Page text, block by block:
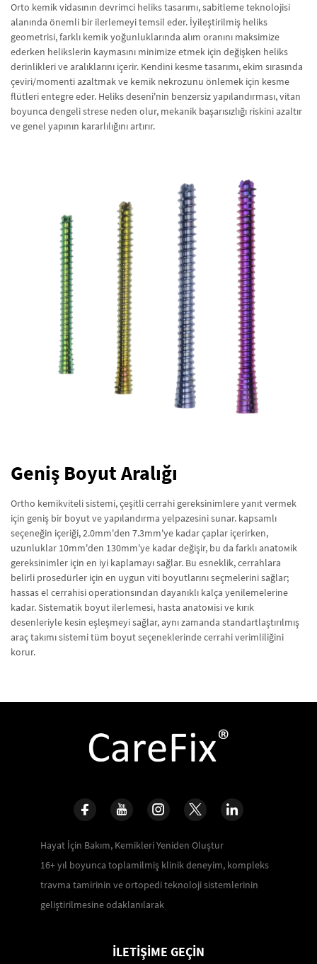
Orto kemik vidasının devrimci heliks tasarımı, sabitleme teknolojisi
alanında önemli bir ilerlemeyi temsil eder. İyileştirilmiş heliks
geometrisi, farklı kemik yoğunluklarında alım oranını maksimize
ederken helikslerin kaymasını minimize etmek için değişken heliks
derinlikleri ve aralıklarını içerir. Kendini kesme tasarımı, ekim sırasında
çeviri/momenti azaltmak ve kemik nekrozunu önlemek için kesme
flütleri entegre eder. Heliks deseni'nin benzersiz yapılandırması, vitan
boyunca dengeli strese neden olur, mekanik başarısızlığı riskini azaltır
ve genel yapının kararlılığını artırır.
Geniş Boyut Aralığı
Ortho kemikviteli sistemi, çeşitli cerrahi gereksinimlere yanıt vermek
için geniş bir boyut ve yapılandırma yelpazesini sunar. kapsamlı
seçeneğin içeriği, 2.0mm'den 7.3mm'ye kadar çaplar içerirken,
uzunluklar 10mm'den 130mm'ye kadar değişir, bu da farklı anatомik
gereksinimler için en iyi kaplamayı sağlar. Bu esneklik, cerrahlara
belirli prosedürler için en uygun viti boyutlarını seçmelerini sağlar;
hassas el cerrahisi operationsından dayanıklı kalça yenilemelerine
kadar. Sistematik boyut ilerlemesi, hasta anatомisi ve kırık
desenleriyle kesin eşleşmeyi sağlar, aynı zamanda standartlaştırılmış
araç takımı sistemi tüm boyut seçeneklerinde cerrahi verimliliğini
korur.
Hayat İçin Bakım, Kemikleri Yeniden Oluştur
16+ yıl boyunca toplamilmiş klinik deneyim, kompleks
travma tamirinin ve ortopedi teknoloji sistemlerinin
geliştirilmesine odaklanılarak
İLETIŞIME GEÇIN